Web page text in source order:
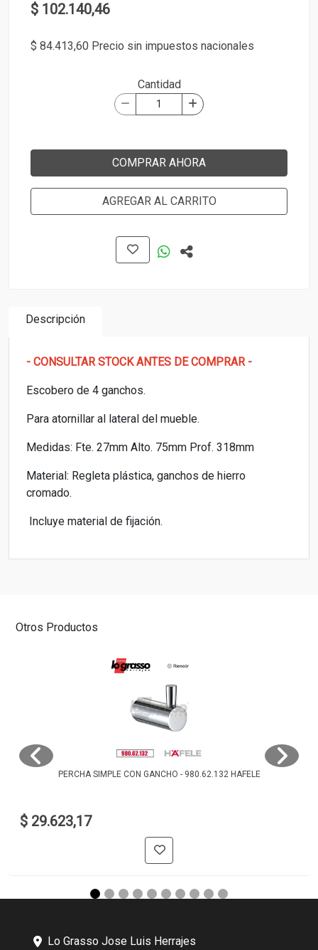
$ 102.140,46
$ 84.413,60 Precio sin impuestos nacionales
Cantidad
COMPRAR AHORA
AGREGAR AL CARRITO
Descripción
- CONSULTAR STOCK ANTES DE COMPRAR -
Escobero de 4 ganchos.
Para atornillar al lateral del mueble.
Medidas: Fte. 27mm Alto. 75mm Prof. 318mm
Material: Regleta plástica, ganchos de hierro
cromado.
Incluye material de fijación.
Otros Productos
PERCHA SIMPLE CON GANCHO - 980.62.132 HAFELE
$ 29.623,17
Lo Grasso Jose Luis Herrajes